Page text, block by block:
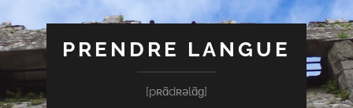
PRENDRE LANGUE
[pʀɑ̃dʀəlɑ̃ɡ]